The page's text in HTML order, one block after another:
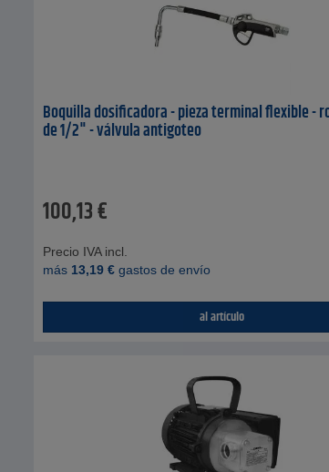
Boquilla dosificadora - pieza terminal flexible -
de 1/2" - válvula antigoteo
100,13€
Precio IVA incl.
más 13,19 € gastos de envío
al artículo